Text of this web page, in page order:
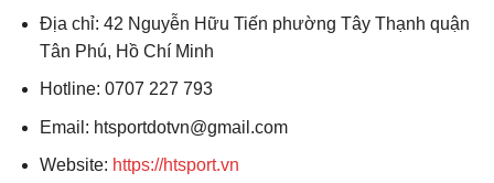
Địa chỉ: 42 Nguyễn Hữu Tiến phường Tây Thạnh quận
Tân Phú, Hồ Chí Minh
Hotline: 0707 227 793
Email: htsportdotvn@gmail.com
Website: https://htsport.vn